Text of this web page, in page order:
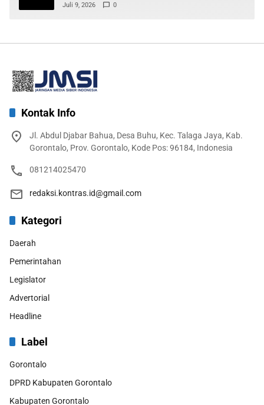
Juli 9, 2026 0
Kontak Info
Jl. Abdul Djabar Bahua, Desa Buhu, Kec. Talaga Jaya, Kab.
Gorontalo, Prov. Gorontalo, Kode Pos: 96184, Indonesia
081214025470
redaksi.kontras.id@gmail.com
Kategori
Daerah
Pemerintahan
Legislator
Advertorial
Headline
Label
Gorontalo
DPRD Kabupaten Gorontalo
Kabupaten Gorontalo